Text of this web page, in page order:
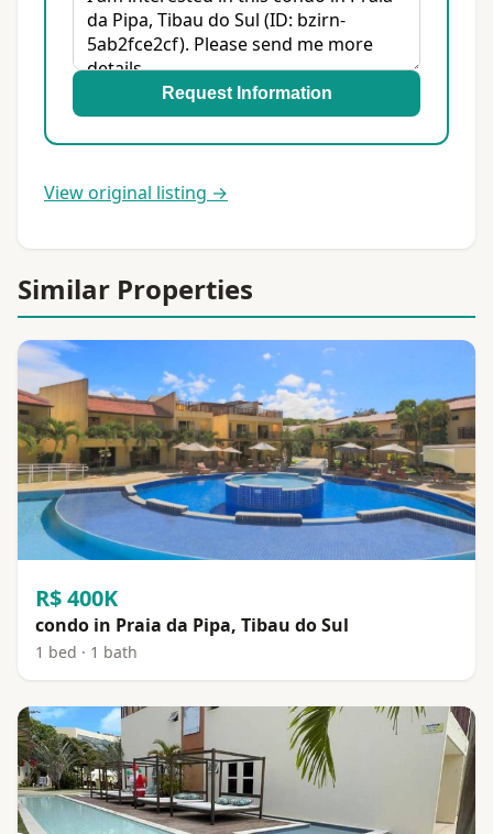
Request Information
View original listing →
Similar Properties
R$ 400K
condo in Praia da Pipa, Tibau do Sul
1 bed · 1 bath